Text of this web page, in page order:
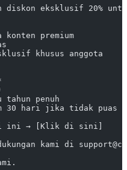
diskon eksklusif 20%
premium
khusus anggota
penuh
30 hari jika tidak puas
ini → [Klik di sini]
kami di